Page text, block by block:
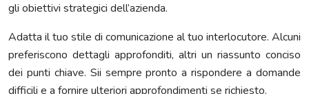
gli obiettivi strategici dell’azienda.
Adatta il tuo stile di comunicazione al tuo interlocutore. Alcuni
preferiscono dettagli approfonditi, altri un riassunto conciso
dei punti chiave. Sii sempre pronto a rispondere a domande
difficili e a fornire ulteriori approfondimenti se richiesto.